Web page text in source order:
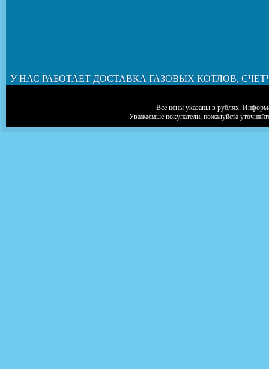
У НАС РАБОТАЕТ ДОСТАВКА ГАЗОВЫХ КОТЛОВ,
Все цены указаны в рублях.
Уважаемые покупатели, пожалуйста